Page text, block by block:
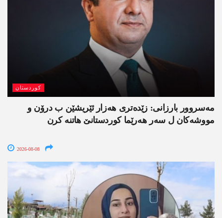
کوردستان
مەسروور بارزانی: زێدەتری ھەزار ئێریشێن ب درۆن و
مووشەکان ل سەر ھەرێما کوردستانێ ھاتنە کرن
2026-08-08